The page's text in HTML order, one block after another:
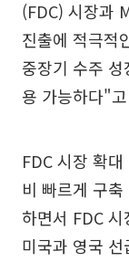
(FDC) 시장과
진출에 적극적
중장기 수주
용 가능하다"
FDC 시장 확
비 빠르게 구
하면서 FDC
미국과 영국